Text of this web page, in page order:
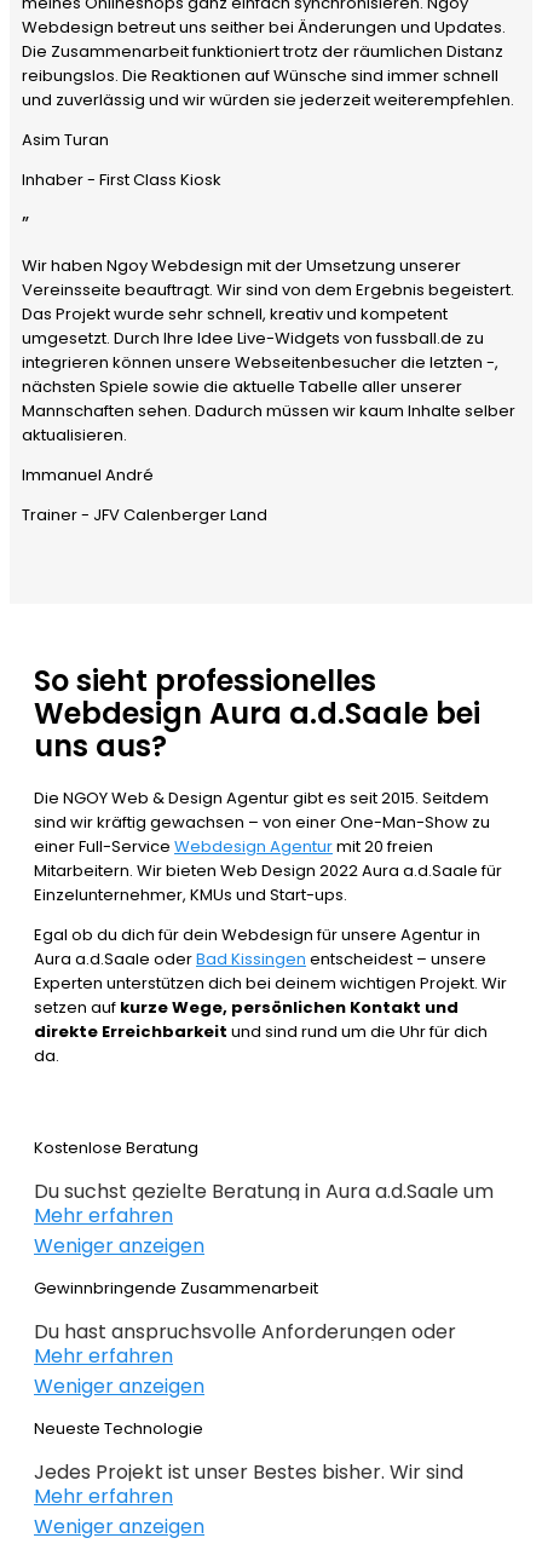
Webdesign betreut uns seither bei Änderungen und Updates.
Die Zusammenarbeit funktioniert trotz der räumlichen Distanz
reibungslos. Die Reaktionen auf Wünsche sind immer schnell
und zuverlässig und wir würden sie jederzeit weiterempfehlen.
Asim Turan
Inhaber - First Class Kiosk
”
Wir haben Ngoy Webdesign mit der Umsetzung unserer
Vereinsseite beauftragt. Wir sind von dem Ergebnis begeistert.
Das Projekt wurde sehr schnell, kreativ und kompetent
umgesetzt. Durch Ihre Idee Live-Widgets von fussball.de zu
integrieren können unsere Webseitenbesucher die letzten -,
nächsten Spiele sowie die aktuelle Tabelle aller unserer
Mannschaften sehen. Dadurch müssen wir kaum Inhalte selber
aktualisieren.
Immanuel André
Trainer - JFV Calenberger Land
So sieht professionelles
Webdesign Aura a.d.Saale bei
uns aus?
Die NGOY Web & Design Agentur gibt es seit 2015. Seitdem
sind wir kräftig gewachsen – von einer One-Man-Show zu
einer Full-Service Webdesign Agenturmit 20 freien
Mitarbeitern. Wir bieten Web Design 2022 Aura a.d.Saale für
Einzelunternehmer, KMUs und Start-ups.
Egal ob du dich für dein Webdesign für unsere Agentur in
Aura a.d.Saale oderBad Kissingen entscheidest – unsere
Experten unterstützen dich bei deinem wichtigen Projekt. Wir
setzen auf kurze Wege, persönlichen Kontakt und
direkte Erreichbarkeit und sind rund um die Uhr für dich
da.
Kostenlose Beratung
Du suchst gezielte Beratung in Aura a.d.Saale um
erfolgreich im Webdesign 2022 zu sein. Wir
beraten dich kostenlos und individuell zu
Webdesign, E-Commerce,
was mit Internet zu tun hat. Du weißt noch nicht
genau wo du bei deiner Online Präsenz anfangen
sollst oder wie es weitergeht, dann bist du genau
bei derrichtigen Agentur
gebracht – nichts unnötiges!
Mehr erfahren
Weniger anzeigen
Gewinnbringende Zusammenarbeit
Du hast anspruchsvolle Anforderungen oder
Ideen und du hast genaue Ziele definiert, die du
erreichen willst? Gemeinsam mit dir planen,
konzipieren und realieren wir dein Projekt. Beim
dem Zufall. Keine intransparente Planung – nur
gewinnbringende Lösungen. Profitieren Sie von
unserer langjährigen Erfahrung!
Mehr erfahren
Weniger anzeigen
Neueste Technologie
Jedes Projekt ist unser Bestes bisher. Wir sind
immer auf der Suche nach noch besseren
Lösungen für deine geschäftlichen
Mehr erfahren
Weniger anzeigen